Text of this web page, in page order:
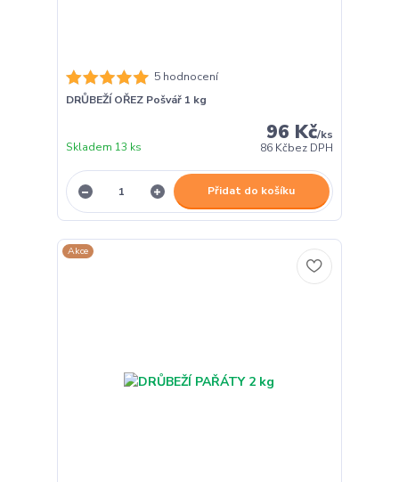
5 hodnocení
DRŮBEŽÍ OŘEZ Pošvář 1 kg
96 Kč/ks
86 Kčbez DPH
Skladem 13 ks
Přidat do košíku
Akce